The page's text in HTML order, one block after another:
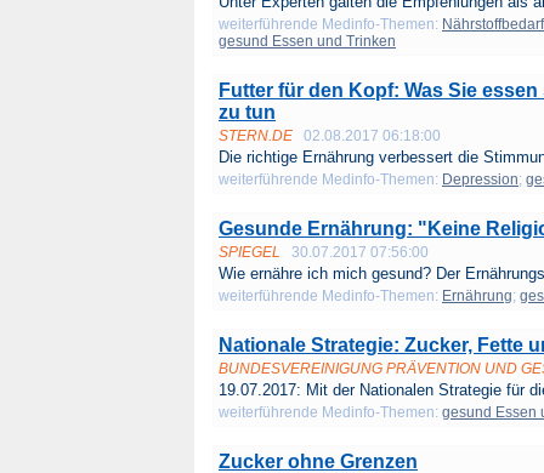
weiterführende Medinfo-Themen:
gesund Essen und Trinken
Futter für den Kopf: Was Sie
zu tun
STERN.DE 02.08.2017 06:18:00
Die richtige Ernährung verbessert die
weiterführende Medinfo-Themen: Depression;
Gesunde Ernährung: "Keine
SPIEGEL 30.07.2017 07:56:00
Wie ernähre ich mich gesund? Der
weiterführende Medinfo-Themen: Ernährung;
Nationale Strategie: Zucker, Fette
BUNDESVEREINIGUNG PRÄVENTION UND
19.07.2017: Mit der Nationalen Strategie für
weiterführende Medinfo-Themen: gesund Essen
Zucker ohne Grenzen